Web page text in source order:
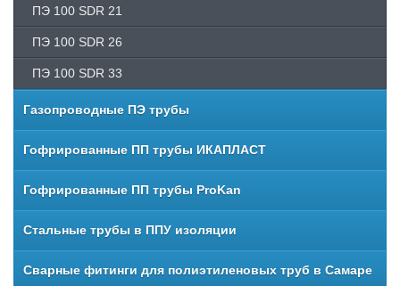
ПЭ­ 100 SDR 21
ПЭ­ 100 SDR 26
ПЭ 100 SDR 33
Газопроводные ПЭ трубы
Гофрированные ПП трубы ИКАПЛАСТ
Гофрированные ПП трубы ProKan
Стальные трубы в ППУ изоляции
Сварные фитинги для полиэтиленовых труб в Самаре